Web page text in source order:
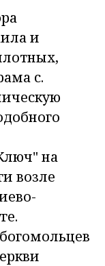
и
с.
на
возле